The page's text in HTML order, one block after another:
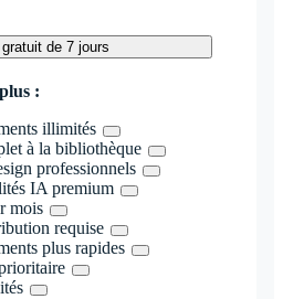
de 7 jours
:
illimités
à la bibliothèque
professionnels
IA premium
mois
requise
plus rapides